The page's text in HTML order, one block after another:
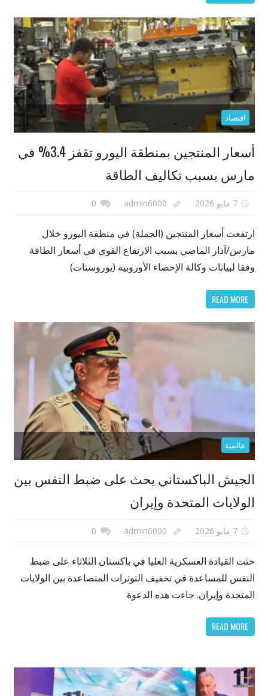
اقتصاد
أسعار المنتجين بمنطقة اليورو تقفز 3.4% في
مارس بسبب تكاليف الطاقة
7 مايو 2026 admin6000
0
ارتفعت أسعار المنتجين (الجملة) في منطقة اليورو خلال
مارس/آذار الماضي بسبب الارتفاع القوي في أسعار الطاقة
وفقا لبيانات وكالة الإحصاء الأوروبية (يوروستات)
READ MORE
عالمية
الجيش الباكستاني يحث على ضبط النفس بين
الولايات المتحدة وإيران
7 مايو 2026 admin6000
0
حثت القيادة العسكرية العليا في باكستان الثلاثاء على ضبط
النفس للمساعدة في تخفيف التوترات المتصاعدة بين الولايات
المتحدة وإيران. جاءت هذه الدعوة
READ MORE